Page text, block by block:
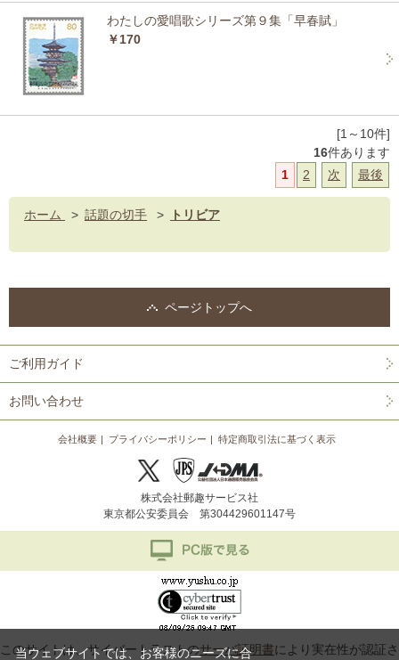
わたしの愛唱歌シリーズ第９集「早春賦」
￥170
[1～10件]
16件あります
1
2 次 最後
ホーム > 話題の切手 > トリビア
ページトップへ
ご利用ガイド
お問い合わせ
会社概要 プライバシーポリシー 特定商取引法に基づく表示
株式会社郵趣サービス社
東京都公安委員会 第304429601147号
このサイトは、サイバートラストのサーバ証明書により実在性が認証さ
当ウェブサイトでは、お客様のニーズに合